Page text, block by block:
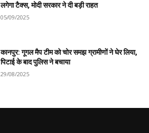
लगेगा टैक्स, मोदी सरकार ने दी बड़ी राहत
05/09/2025
कानपुर: गूगल मैप टीम को चोर समझ ग्रामीणों ने घेर लिया,
पिटाई के बाद पुलिस ने बचाया
29/08/2025